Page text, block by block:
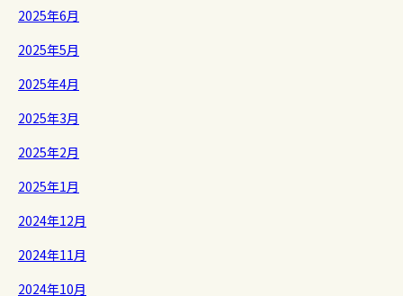
2025年6月
2025年5月
2025年4月
2025年3月
2025年2月
2025年1月
2024年12月
2024年11月
2024年10月